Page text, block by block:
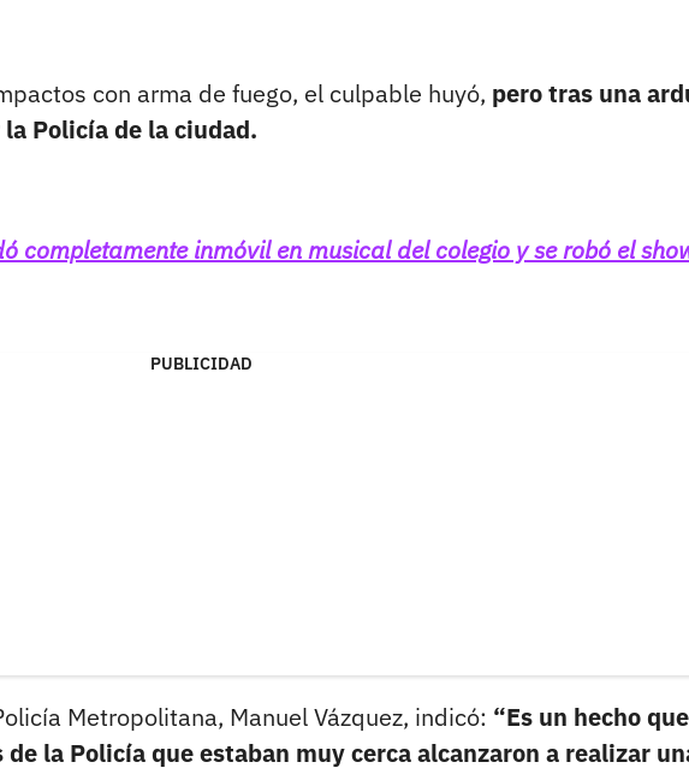
con arma de fuego, el culpable huyó, pero tras una
Policía de la ciudad.
completamente inmóvil en musical del colegio y se robó el
PUBLICIDAD
Metropolitana, Manuel Vázquez, indicó: “Es un hecho que
la Policía que estaban muy cerca alcanzaron a realizar